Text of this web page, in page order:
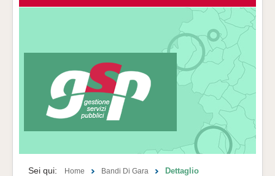
Contatti
Sei qui: Home Bandi Di Gara Dettaglio